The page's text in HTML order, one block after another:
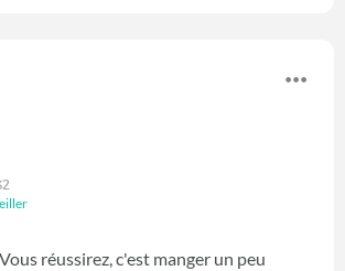
Vous réussirez, c'est manger un peu